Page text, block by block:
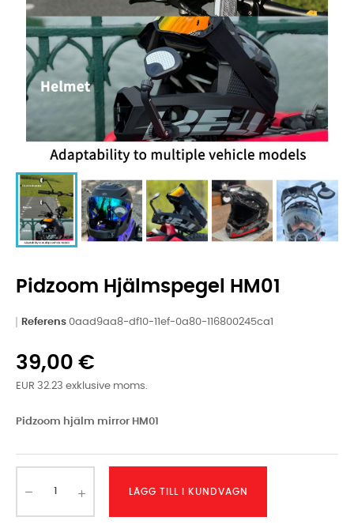
Pidzoom Hjälmspegel HM01
Referens 0aad9aa8-df10-11ef-0a80-116800245ca1
39,00 €
EUR 32.23 exklusive moms.
Pidzoom hjälm mirror HM01
LÄGG TILL I KUNDVAGN